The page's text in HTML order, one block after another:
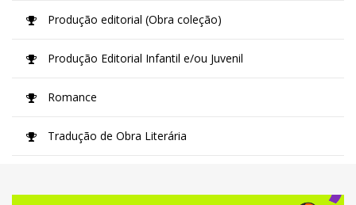
Produção editorial (Obra coleção)
Produção Editorial Infantil e/ou Juvenil
Romance
Tradução de Obra Literária